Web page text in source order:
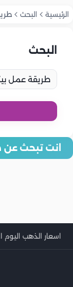
الرئيسية البحث
البحث
انت تبحث عن
طريقة عمل بيكاتا
اسعار الذهب اليوم